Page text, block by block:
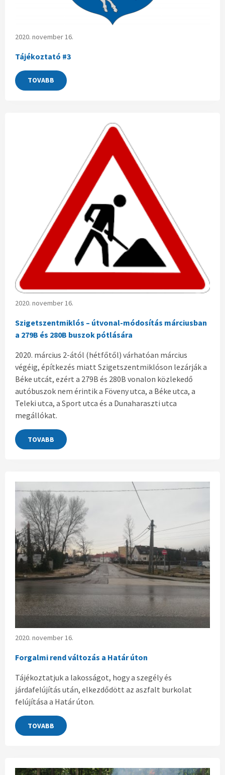
2020. november 16.
Tájékoztató #3
TOVABB
2020. november 16.
Szigetszentmiklós – útvonal-módosítás márciusban
a 279B és 280B buszok pótlására
2020. március 2-ától (hétfőtől) várhatóan március
végéig, építkezés miatt Szigetszentmiklóson lezárják a
Béke utcát, ezért a 279B és 280B vonalon közlekedő
autóbuszok nem érintik a Föveny utca, a Béke utca, a
Teleki utca, a Sport utca és a Dunaharaszti utca
megállókat.
TOVABB
2020. november 16.
Forgalmi rend változás a Határ úton
Tájékoztatjuk a lakosságot, hogy a szegély és
járdafelújítás után, elkezdődött az aszfalt burkolat
felújítása a Határ úton.
TOVABB